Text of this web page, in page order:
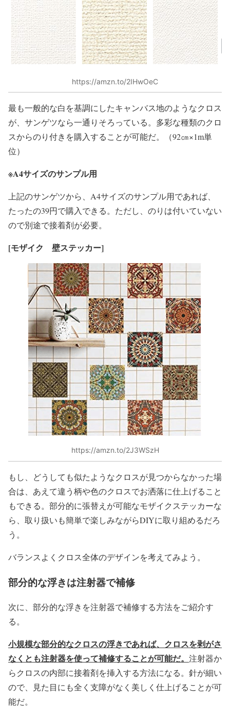
https://amzn.to/2IHwOeC
最も一般的な白を基調にしたキャンバス地のようなクロス
が、サンゲツなら一通りそろっている。多彩な種類のクロ
スからのり付きを購入することが可能だ。（92㎝×1m単
位）
※A4サイズのサンプル用
上記のサンゲツから、A4サイズのサンプル用であれば、
たったの39円で購入できる。ただし、のりは付いていない
ので別途で接着剤が必要。
[モザイク 壁ステッカー]
https://amzn.to/2J3WSzH
もし、どうしても似たようなクロスが見つからなかった場
合は、あえて違う柄や色のクロスでお洒落に仕上げること
もできる。部分的に張替えが可能なモザイクステッカーな
ら、取り扱いも簡単で楽しみながらDIYに取り組めるだろ
う。
バランスよくクロス全体のデザインを考えてみよう。
部分的な浮きは注射器で補修
次に、部分的な浮きを注射器で補修する方法をご紹介す
る。
小規模な部分的なクロスの浮きであれば、クロスを剥がさ
なくとも注射器を使って補修することが可能だ。 注射器か
らクロスの内部に接着剤を挿入する方法になる。針が細い
ので、見た目にも全く支障がなく美しく仕上げることが可
能だ。